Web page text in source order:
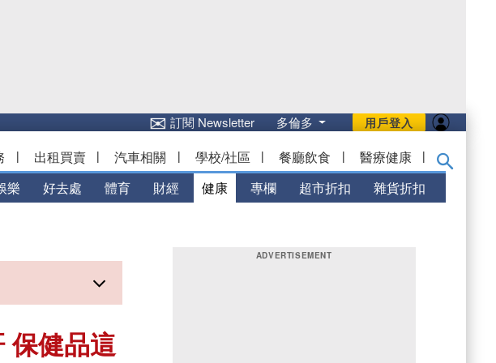
用戶登入
✉訂閱 Newsletter 多倫多
| 出租買賣 | 汽車相關 | 學校/社區 | 餐廳飲食 | 醫療健康 |
樂 好去處 體育 財經 健康 專欄 超市折扣 雜貨折扣
保健品這